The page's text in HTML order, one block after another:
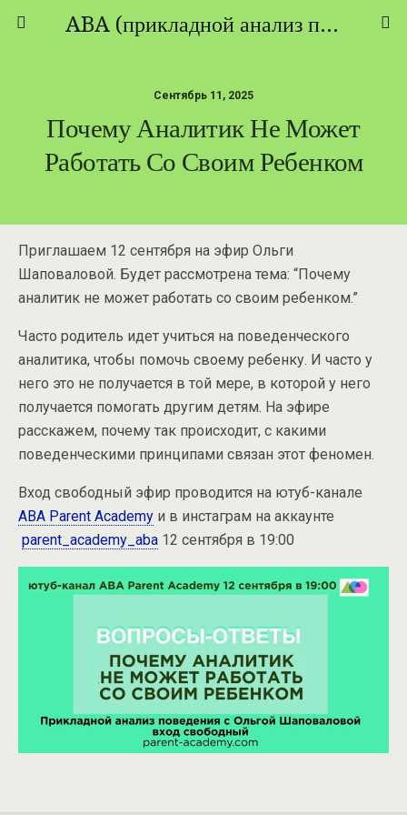
ABA (прикладной анализ поведения) - ТЕОРИЯ И ПРАКТИКА
Сентябрь 11, 2025
Почему Аналитик Не Может
Работать Со Своим Ребенком
Приглашаем 12 сентября на эфир Ольги
Шаповаловой. Будет рассмотрена тема: “Почему
аналитик не может работать со своим ребенком.”
Часто родитель идет учиться на поведенческого
аналитика, чтобы помочь своему ребенку. И часто у
него это не получается в той мере, в которой у него
получается помогать другим детям. На эфире
расскажем, почему так происходит, с какими
поведенческими принципами связан этот феномен.
Вход свободный эфир проводится на ютуб-канале
ABA Parent Academy и в инстаграм на аккаунте
parent_academy_aba 12 сентября в 19:00